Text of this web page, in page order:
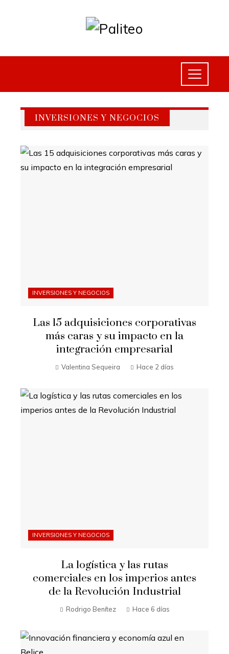
INVERSIONES Y NEGOCIOS
INVERSIONES Y NEGOCIOS
Las 15 adquisiciones corporativas
más caras y su impacto en la
integración empresarial
Valentina Sequeira Hace 2 días
INVERSIONES Y NEGOCIOS
La logística y las rutas
comerciales en los imperios antes
de la Revolución Industrial
Rodrigo Benítez Hace 6 días